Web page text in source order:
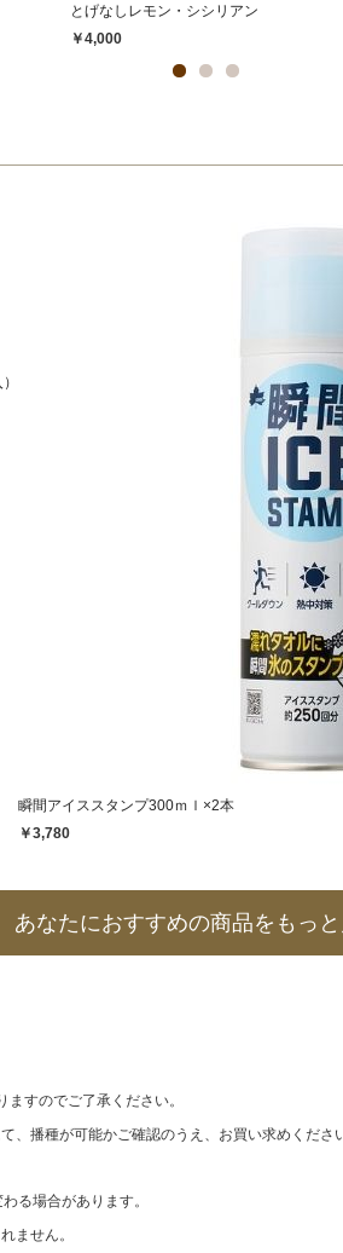
とげなしレモン・シシリアン
￥4,000
瞬間アイススタンプ300ｍｌ×2本
￥3,780
あなたにおすすめの商品をもっ
すのでご了承ください。
播種が可能かご確認のうえ、お買い求めください
る場合があります。
ません。